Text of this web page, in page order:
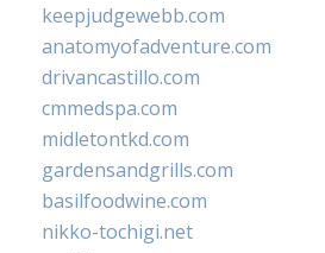
keepjudgewebb.com
anatomyofadventure.com
drivancastillo.com
cmmedspa.com
midletontkd.com
gardensandgrills.com
basilfoodwine.com
nikko-tochigi.net